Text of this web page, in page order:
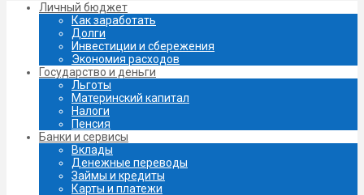
Личный бюджет
Как заработать
Долги
Инвестиции и сбережения
Экономия расходов
Государство и деньги
Льготы
Материнский капитал
Налоги
Пенсия
Банки и сервисы
Вклады
Денежные переводы
Займы и кредиты
Карты и платежи